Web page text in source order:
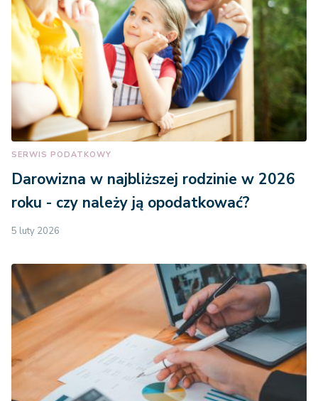
SERWIS PODATKOWY
Darowizna w najbliższej rodzinie w 2026
roku - czy należy ją opodatkować?
5 luty 2026